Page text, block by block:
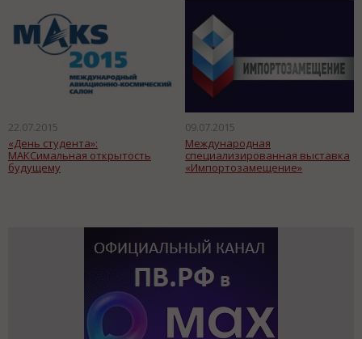
22.07.2015
«День студента»:
МАКСимальная открытость
будущему
09.07.2015
Международная
специализированная выставка
«Импортозамещение»